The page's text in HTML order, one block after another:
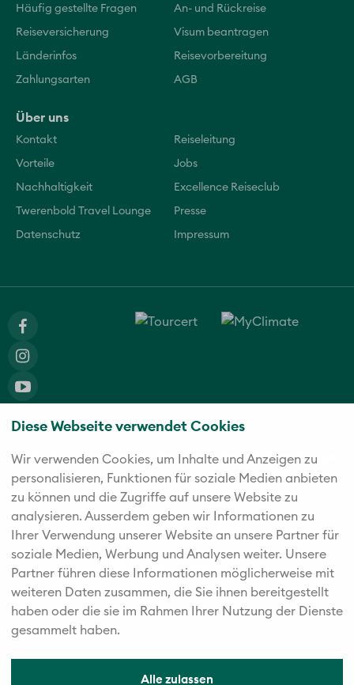
Diese Webseite verwendet Cookies
Wir verwenden Cookies, um Inhalte und Anzeigen zu
personalisieren, Funktionen für soziale Medien anbieten
zu können und die Zugriffe auf unsere Website zu
analysieren. Außerdem geben wir Informationen zu
Ihrer Verwendung unserer Website an unsere Partner für
soziale Medien, Werbung und Analysen weiter. Unsere
Partner führen diese Informationen möglicherweise mit
weiteren Daten zusammen, die Sie ihnen bereitgestellt
haben oder die sie im Rahmen Ihrer Nutzung der Dienste
gesammelt haben.
Alle zulassen
Häufig gestellte Fragen An- und Rückreise
Reiseversicherung Visum beantragen
Länderinfos Reisevorbereitung
Zahlungsarten AGB
Über uns
Kontakt Reiseleitung
Vorteile Jobs
Nachhaltigkeit Excellence Reiseclub
Twerenbold Travel Lounge Presse
Datenschutz Impressum
Die fünf starken Marken der Twerenbold Reisen Gruppe